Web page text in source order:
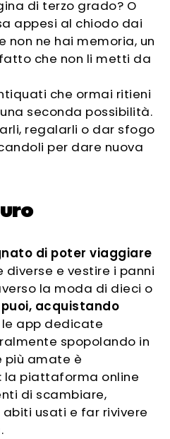
di terzo grado? O
appesi al chiodo dai
non ne hai memoria, un
che non li metti da
che ormai ritieni
seconda possibilità.
, regalarli o dar sfogo
per dare nuova
di poter viaggiare
diverse e vestire i panni
la moda di dieci o
acquistando
le app dedicate
spopolando in
più amate è
: la piattaforma online
di scambiare,
usati e far rivivere